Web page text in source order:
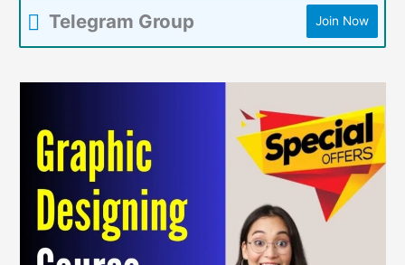
Telegram Group Join Now